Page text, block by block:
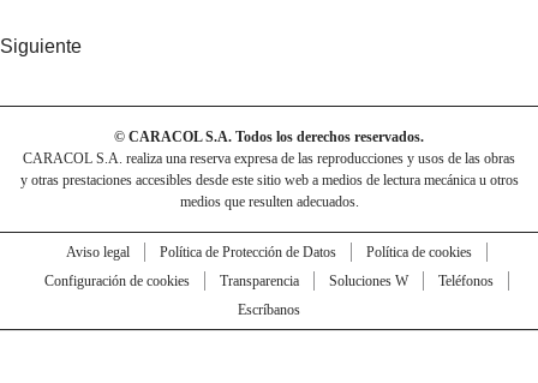
Siguiente
© CARACOL S.A. Todos los derechos reservados.
CARACOL S.A. realiza una reserva expresa de las reproducciones y usos de las obras
y otras prestaciones accesibles desde este sitio web a medios de lectura mecánica u otros
medios que resulten adecuados.
Aviso legal Política de Protección de Datos
Política de cookies
Configuración de cookies
Transparencia Soluciones W
Teléfonos
Escríbanos